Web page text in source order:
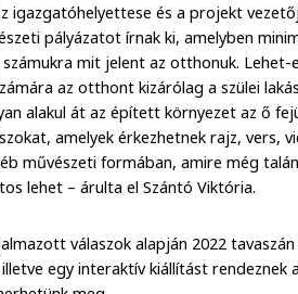
igazgatóhelyettese és a projekt
pályázatot írnak ki, amelyben
mit jelent az otthonuk. Lehet-
az otthont kizárólag a szülei
alakul át az épített környezet az ő
amelyek érkezhetnek rajz, vers,
művészeti formában, amire még
lehet – árulta el Szántó Viktória.
válaszok alapján 2022
egy interaktív kiállítást rendeznek